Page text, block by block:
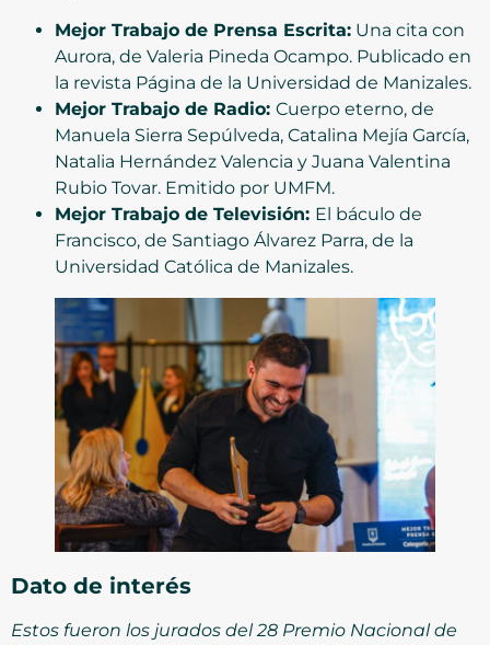
Mejor Trabajo de Prensa Escrita: Una cita con
Aurora, de Valeria Pineda Ocampo. Publicado en
la revista Página de la Universidad de Manizales.
Mejor Trabajo de Radio: Cuerpo eterno, de
Manuela Sierra Sepúlveda, Catalina Mejía García,
Natalia Hernández Valencia y Juana Valentina
Rubio Tovar. Emitido por UMFM.
Mejor Trabajo de Televisión: El báculo de
Francisco, de Santiago Álvarez Parra, de la
Universidad Católica de Manizales.
Dato de interés
Estos fueron los jurados del 28 Premio Nacional de